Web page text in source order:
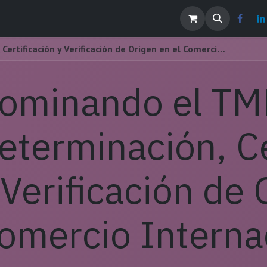
EMPLEOS
Dominando el TMEC: Determinación, Certificación y Verificación de Origen en el Comercio Internacional
el
de